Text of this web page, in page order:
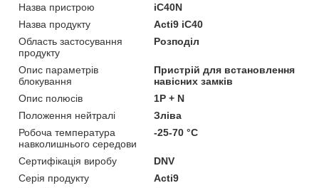
Назва пристрою
iC40N
Назва продукту
Acti9 iC40
Область застосування
продукту
Розподіл
Опис параметрів
блокування
Пристрій для встановлення
навісних замків
Опис полюсів
1P + N
Положення нейтралі
Зліва
Робоча температура
навколишнього середови
-25-70 °C
Сертифікація виробу
DNV
Серія продукту
Acti9